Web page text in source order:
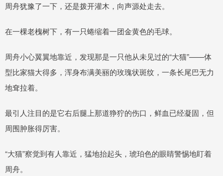
周舟犹豫了一下，还是拨开灌木，向声源处走去。
在一棵老槐树下，有一只蜷缩着一团金黄色的毛球。
周舟小心翼翼地靠近，发现那是一只他从未见过的“大猫”——体
型比家猫大得多，浑身布满美丽的玫瑰状斑纹，一条长尾巴无力
地耷拉着。
最引人注目的是它右后腿上那道狰狞的伤口，鲜血已经凝固，但
周围肿胀得厉害。
“大猫”察觉到有人靠近，猛地抬起头，琥珀色的眼睛警惕地盯着
周舟。